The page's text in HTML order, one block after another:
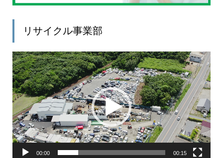
リサイクル事業部
動
画
プ
レ
ー
ヤ
ー
00:00 00:15